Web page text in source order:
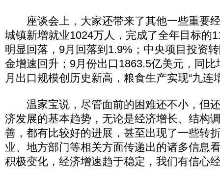
座谈会上，大家还带来了其他一些重要
城镇新增就业1024万人，完成了全年目标的
明显回落，9月回落到1.9%；中央项目投资
金增速回升；9月份出口1863.5亿美元，同
月出口规模创历史新高，粮食生产实现“九
温家宝说，尽管面前的困难还不小，但
济发展的基本趋势，无论是经济增长、结构
善，都有比较好的进展，甚至出现了一些转
业、地方部门等相关方面传递出的诸多信息
积极变化，经济增速趋于稳定，我们有信心